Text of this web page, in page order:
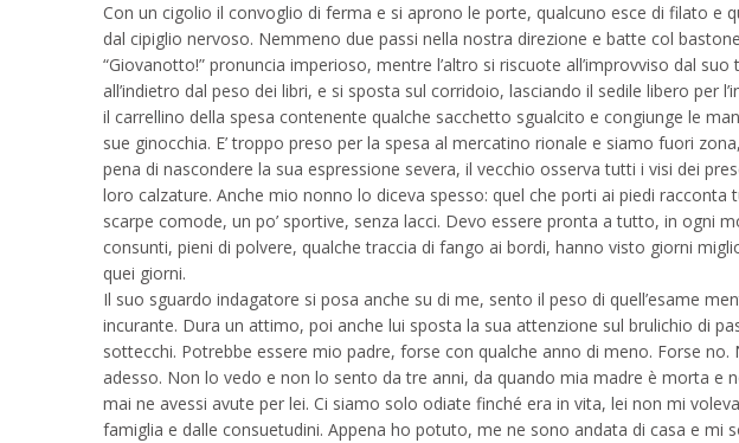
Con un cigolio il convoglio di ferma e si aprono le porte, qualcuno esce di filato e
dal cipiglio nervoso. Nemmeno due passi nella nostra direzione e batte col
“Giovanotto!” pronuncia imperioso, mentre l’altro si riscuote all’improvviso dal
all’indietro dal peso dei libri, e si sposta sul corridoio, lasciando il sedile libero per
il carrellino della spesa contenente qualche sacchetto sgualcito e congiunge le
sue ginocchia. E’ troppo preso per la spesa al mercatino rionale e siamo fuori
pena di nascondere la sua espressione severa, il vecchio osserva tutti i visi dei
loro calzature. Anche mio nonno lo diceva spesso: quel che porti ai piedi racconta
scarpe comode, un po’ sportive, senza lacci. Devo essere pronta a tutto, in ogni
consunti, pieni di polvere, qualche traccia di fango ai bordi, hanno visto giorni
quei giorni.
Il suo sguardo indagatore si posa anche su di me, sento il peso di quell’esame
incurante. Dura un attimo, poi anche lui sposta la sua attenzione sul brulichio di
sottecchi. Potrebbe essere mio padre, forse con qualche anno di meno. Forse
adesso. Non lo vedo e non lo sento da tre anni, da quando mia madre è morta e
mai ne avessi avute per lei. Ci siamo solo odiate finché era in vita, lei non mi
famiglia e dalle consuetudini. Appena ho potuto, me ne sono andata di casa e mi